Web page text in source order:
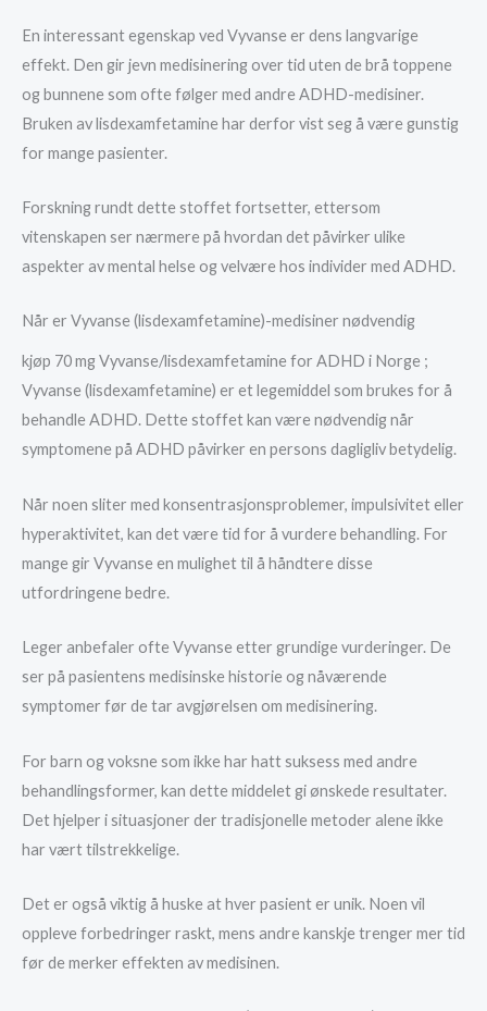
En interessant egenskap ved Vyvanse er dens langvarige
effekt. Den gir jevn medisinering over tid uten de brå toppene
og bunnene som ofte følger med andre ADHD-medisiner.
Bruken av lisdexamfetamine har derfor vist seg å være gunstig
for mange pasienter.
Forskning rundt dette stoffet fortsetter, ettersom
vitenskapen ser nærmere på hvordan det påvirker ulike
aspekter av mental helse og velvære hos individer med ADHD.
Når er Vyvanse (lisdexamfetamine)-medisiner nødvendig
kjøp 70 mg Vyvanse/lisdexamfetamine for ADHD i Norge ;
Vyvanse (lisdexamfetamine) er et legemiddel som brukes for å
behandle ADHD. Dette stoffet kan være nødvendig når
symptomene på ADHD påvirker en persons dagligliv betydelig.
Når noen sliter med konsentrasjonsproblemer, impulsivitet eller
hyperaktivitet, kan det være tid for å vurdere behandling. For
mange gir Vyvanse en mulighet til å håndtere disse
utfordringene bedre.
Leger anbefaler ofte Vyvanse etter grundige vurderinger. De
ser på pasientens medisinske historie og nåværende
symptomer før de tar avgjørelsen om medisinering.
For barn og voksne som ikke har hatt suksess med andre
behandlingsformer, kan dette middelet gi ønskede resultater.
Det hjelper i situasjoner der tradisjonelle metoder alene ikke
har vært tilstrekkelige.
Det er også viktig å huske at hver pasient er unik. Noen vil
oppleve forbedringer raskt, mens andre kanskje trenger mer tid
før de merker effekten av medisinen.